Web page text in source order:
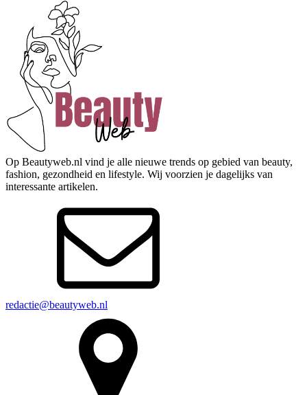
Op Beautyweb.nl vind je alle nieuwe trends op gebied van beauty,
fashion, gezondheid en lifestyle. Wij voorzien je dagelijks van
interessante artikelen.
redactie@beautyweb.nl